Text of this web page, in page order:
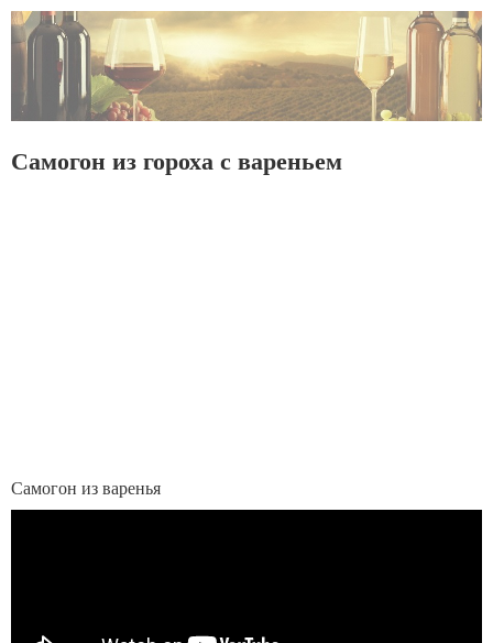
Самогон из гороха с вареньем
Самогон из варенья